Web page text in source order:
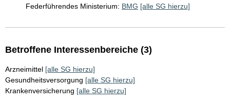
Federführendes Ministerium: BMG [alle SG hierzu]
Betroffene Interessenbereiche (3)
Arzneimittel [alle SG hierzu]
Gesundheitsversorgung [alle SG hierzu]
Krankenversicherung [alle SG hierzu]